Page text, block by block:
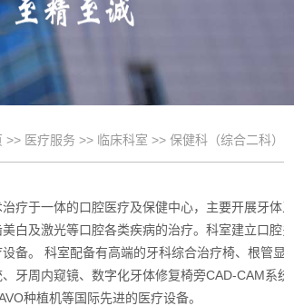
>> 医疗服务 >> 临床科室 >> 保健科（综合二科）
疗于一体的口腔医疗及保健中心，主要开展牙体牙
白及激光等口腔各类疾病的治疗。科室建立口腔
备。 科室配备有高端的牙科综合治疗椅、根管显
牙周内窥镜、数字化牙体修复椅旁CAD-CAM系统
种植机等国际先进的医疗设备。